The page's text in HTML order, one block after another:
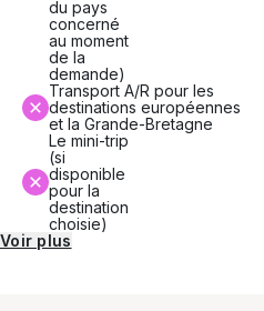
du pays
concerné
au moment
de la
demande)
Transport A/R pour les
destinations européennes
et la Grande-Bretagne
Le mini-trip
(si
disponible
pour la
destination
choisie)
Voir plus